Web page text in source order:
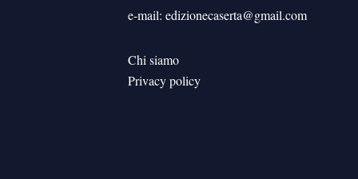
e-mail: edizionecaserta@gmail.com
Chi siamo
Privacy policy